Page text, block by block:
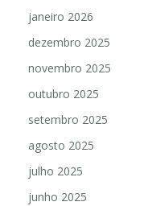
janeiro 2026
dezembro 2025
novembro 2025
outubro 2025
setembro 2025
agosto 2025
julho 2025
junho 2025